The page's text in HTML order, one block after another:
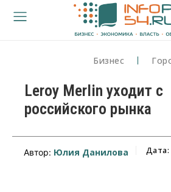
Бизнес
Leroy Merlin уходит с
российского рынка
Автор: Юлия Данилова Дата: